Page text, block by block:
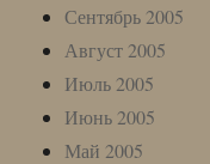
Сентябрь 2005
Август 2005
Июль 2005
Июнь 2005
Май 2005